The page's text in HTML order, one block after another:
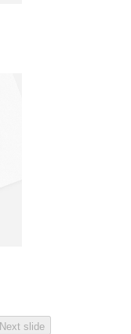
Next slide